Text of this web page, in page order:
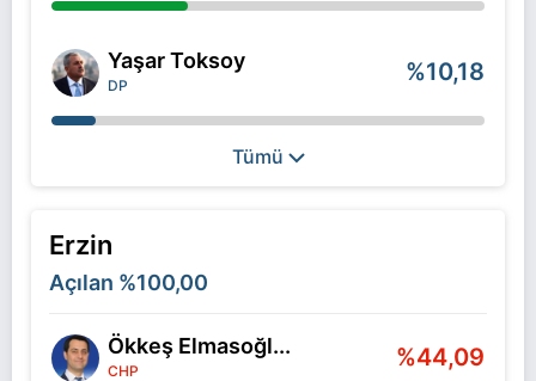
Yaşar Toksoy
DP %10,18
Tümü
Erzin
Açılan %100,00
Ökkeş Elmasoğl...
CHP %44,09